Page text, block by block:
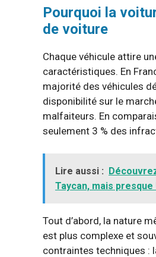
Pourquoi la
de voiture
Chaque véhicule attire
caractéristiques. En
majorité des véhicules
disponibilité sur le
malfaiteurs. En
seulement 3 % des
Lire aussi :
Taycan, mais presque
Tout d’abord, la nature
est plus complexe et
contraintes techniques :